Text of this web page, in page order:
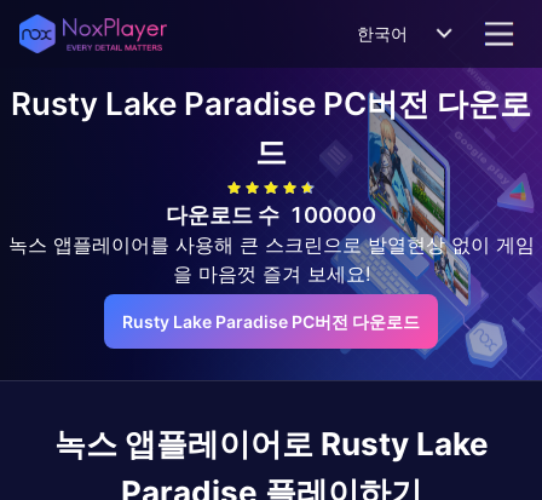
한국어
Rusty Lake Paradise PC버전 다운로
드
다운로드 수 100000
녹스 앱플레이어를 사용해 큰 스크린으로 발열현상 없이 게임
을 마음껏 즐겨 보세요!
Rusty Lake Paradise PC버전 다운로드
녹스 앱플레이어로 Rusty Lake
Paradise 플레이하기